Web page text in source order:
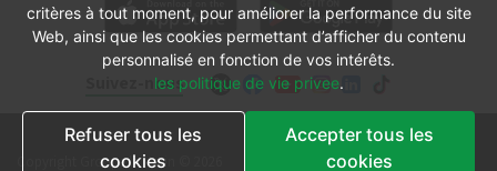
Suivez-nous
Copyright Groupe le Matin © 2026
Conditions générales
critères à tout moment, pour améliorer la performance du site
Web, ainsi que les cookies permettant d’afficher du contenu
personnalisé en fonction de vos intérêts.
les politique de vie privee.
Refuser tous les
cookies
Accepter tous les
cookies